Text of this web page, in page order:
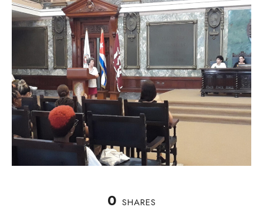
0 SHARES